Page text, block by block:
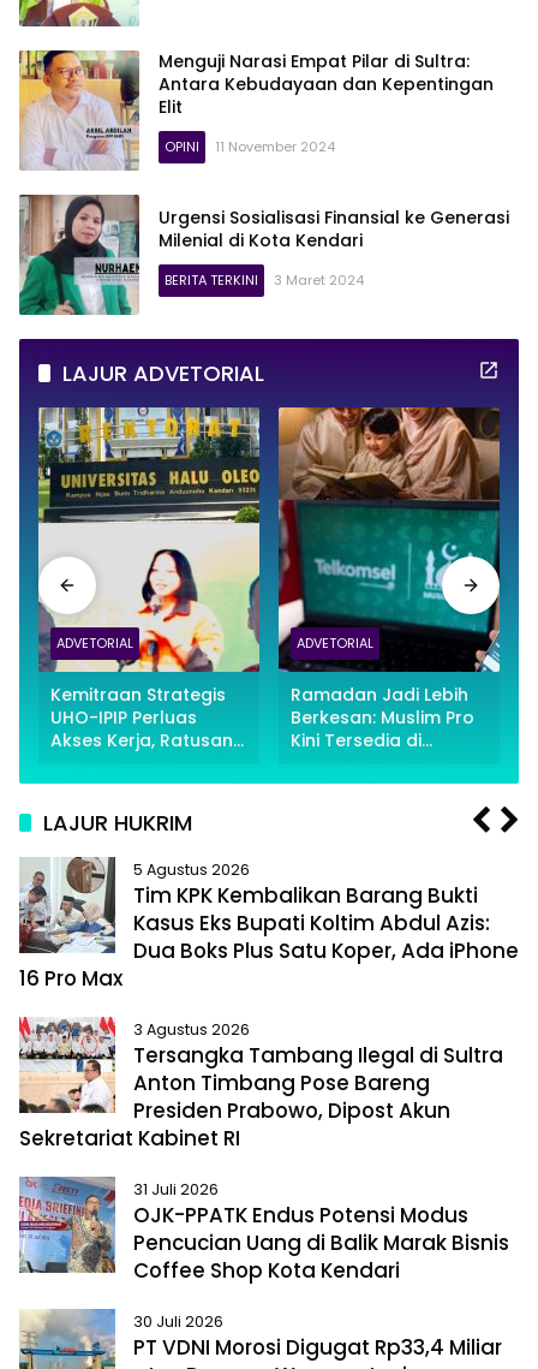
Menguji Narasi Empat Pilar di Sultra:
Antara Kebudayaan dan Kepentingan
Elit
OPINI 11 November 2024
Urgensi Sosialisasi Finansial ke Generasi
Milenial di Kota Kendari
BERITA TERKINI 3 Maret 2024
LAJUR ADVETORIAL
ADVETORIAL
Kemitraan Strategis
UHO-IPIP Perluas
Akses Kerja, Ratusan
Interview
ADVETORIAL
Ramadan Jadi Lebih
Berkesan: Muslim Pro
Kini Tersedia di
LAJUR HUKRIM
v
i
s
5 Agustus 2026
Tim KPK Kembalikan Barang Bukti
Kasus Eks Bupati Koltim Abdul Azis:
Dua Boks Plus Satu Koper, Ada iPhone
16 Pro Max
3 Agustus 2026
Tersangka Tambang Ilegal di Sultra
Anton Timbang Pose Bareng
Presiden Prabowo, Dipost Akun
Sekretariat Kabinet RI
31 Juli 2026
OJK-PPATK Endus Potensi Modus
Pencucian Uang di Balik Marak Bisnis
Coffee Shop Kota Kendari
30 Juli 2026
PT VDNI Morosi Digugat Rp33,4 Miliar